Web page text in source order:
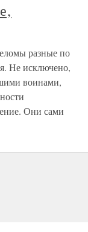
разные по
Не исключено,
воинами,
Они сами